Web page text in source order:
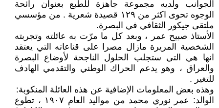
الجوانب ولديه مجموعة جاهزة للطبع بعنوان رائحة
الوجوه تحوى اكثر من ١٢٩ قصيدة شعرية . من مؤسسي
ملتقى جيكور الثقافي في البصرة.
الأستاذ صبيح عمر ، وبعد كل ما مرّت به عائلته وتجربته
الشخصية المريرة مازال مصرا على قناعاته التي يعتقد
انها هي التي ستجلب الحلول الناجحة لأوضاع البصرة
والعراق ، وهو يدعم الحراك الوطني والتقدمي الهادف
للتغير .
وهذه بعض المعلومات الإضافية عن هذه العائلة المنكوبة:
الوالد: عمر نوري محمد من مواليد العام ١٩٠٧ ، تطوع